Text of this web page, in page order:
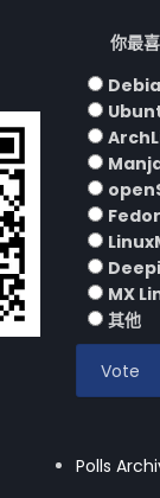
你最
MX
其他
Polls